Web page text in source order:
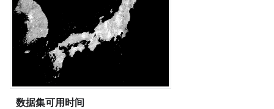
数据集可用时间